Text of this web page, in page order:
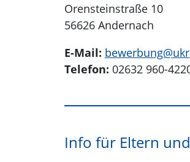
Orensteinstraße 10
56626 Andernach
E-Mail: bewerbung@
Telefon: 02632 960-
Info für Eltern